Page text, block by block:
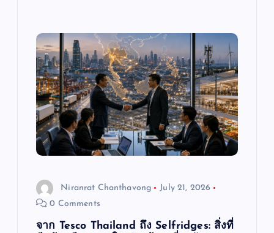
Niranrat Chanthavong
July 21, 2026
0 Comments
จาก Tesco Thailand ถึง Selfridges: สิ่งที่